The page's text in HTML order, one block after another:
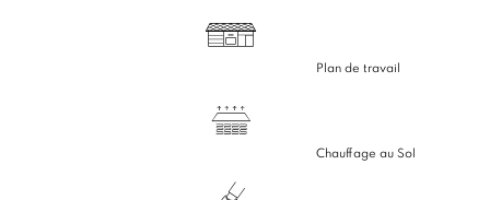
Plan de travail
Chauffage au Sol